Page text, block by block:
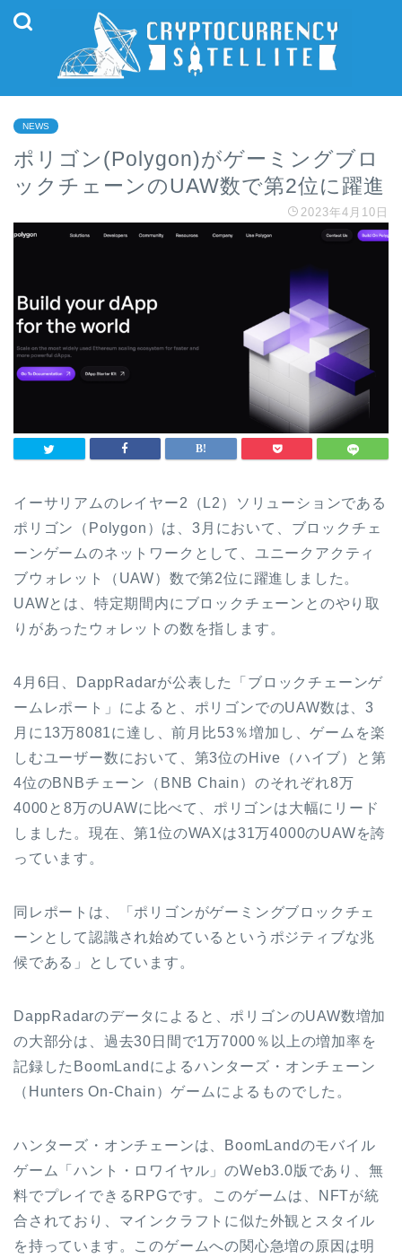
NEWS
ポリゴン(Polygon)がゲーミングブロ
ックチェーンのUAW数で第2位に躍進
2023年4月10日
イーサリアムのレイヤー2（L2）ソリューションである
ポリゴン（Polygon）は、3月において、ブロックチェ
ーンゲームのネットワークとして、ユニークアクティ
ブウォレット（UAW）数で第2位に躍進しました。
UAWとは、特定期間内にブロックチェーンとのやり取
りがあったウォレットの数を指します。
4月6日、DappRadarが公表した「ブロックチェーンゲ
ームレポート」によると、ポリゴンでのUAW数は、3
月に13万8081に達し、前月比53％増加し、ゲームを楽
しむユーザー数において、第3位のHive（ハイブ）と第
4位のBNBチェーン（BNB Chain）のそれぞれ8万
4000と8万のUAWに比べて、ポリゴンは大幅にリード
しました。現在、第1位のWAXは31万4000のUAWを誇
っています。
同レポートは、「ポリゴンがゲーミングブロックチェ
ーンとして認識され始めているというポジティブな兆
候である」としています。
DappRadarのデータによると、ポリゴンのUAW数増加
の大部分は、過去30日間で1万7000％以上の増加率を
記録したBoomLandによるハンターズ・オンチェーン
（Hunters On-Chain）ゲームによるものでした。
ハンターズ・オンチェーンは、BoomLandのモバイル
ゲーム「ハント・ロワイヤル」のWeb3.0版であり、無
料でプレイできるRPGです。このゲームは、NFTが統
合されており、マインクラフトに似た外観とスタイル
を持っています。このゲームへの関心急増の原因は明